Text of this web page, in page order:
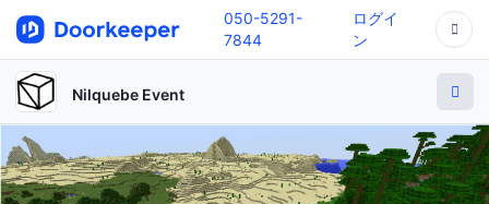
050-5291-
7844
ログイ
ン
Nilquebe Event